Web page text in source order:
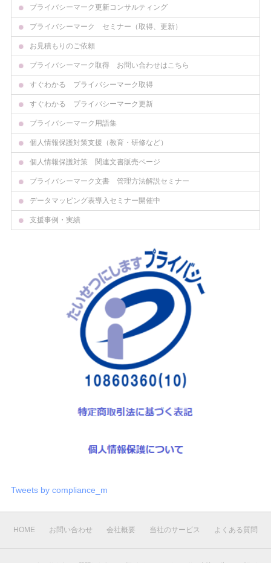
プライバシーマーク更新コンサルティング
プライバシーマーク セミナー（取得、更新）
お見積もりのご依頼
プライバシーマーク取得 お問い合わせはこちら
すぐわかる プライバシーマーク取得
すぐわかる プライバシーマーク更新
プライバシーマーク用語集
個人情報保護対策支援（教育・研修など）
個人情報保護対策 関連文書販売ページ
プライバシーマーク文書 管理方法解説セミナー
データマッピング表導入セミナー開催中
支援事例・実績
Tweets by compliance_m
HOME お問い合わせ 会社概要 当社のサービス よくある質問